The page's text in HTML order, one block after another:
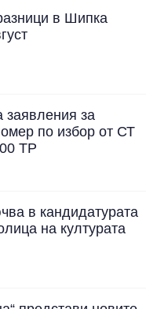
в Шипка
заявления за
по избор от СТ
ТР
в кандидатурата
на културата